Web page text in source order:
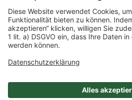
Margherite mit
Pinienkernen
1,0 kg/l Inhalt
1 / Schale
Mehr Info nach